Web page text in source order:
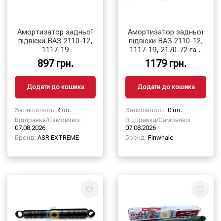
Амортизатор задньої
підвіски ВАЗ 2110-12,
1117-19
897 грн.
Додати до кошика
Залишилось: 4 шт.
Відправка/Самовивіз:
07.08.2026
Бренд: ASR EXTREME
Амортизатор задньої
підвіски ВАЗ 2110-12,
1117-19, 2170-72 газ.
Dynamic, Finwhale
1179 грн.
Додати до кошика
Залишилось: 0 шт.
Відправка/Самовивіз:
07.08.2026
Бренд: Finwhale